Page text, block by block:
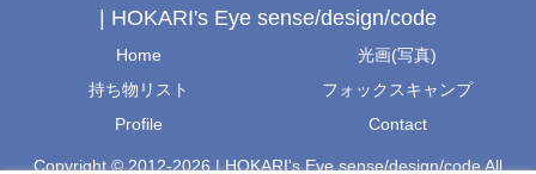
| HOKARI's Eye sense/design/code
Home
光画(写真)
持ち物リスト
フォックスキャンプ
Profile
Contact
Copyright © 2012-2026 | HOKARI's Eye sense/design/code All